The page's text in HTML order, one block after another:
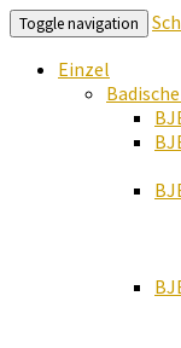
Toggle navigation
Einzel